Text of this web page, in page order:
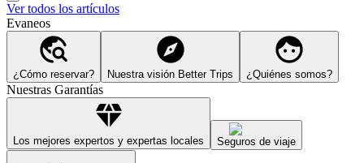
Ver todos los artículos
Evaneos
¿Cómo reservar? Nuestra visión Better Trips ¿Quiénes somos?
Nuestras Garantías
Los mejores expertos y expertas locales Seguros de viaje